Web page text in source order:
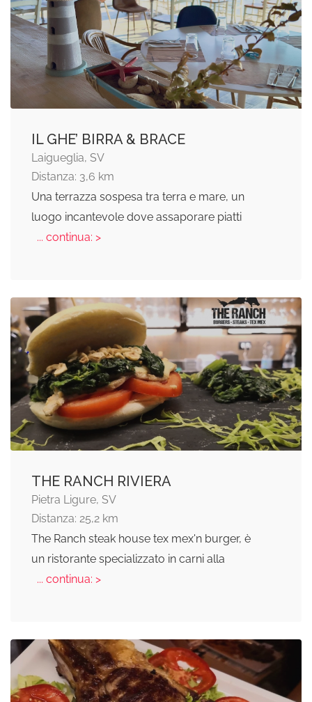
IL GHE’ BIRRA & BRACE
Laigueglia, SV
Distanza: 3,6 km
Una terrazza sospesa tra terra e mare, un
luogo incantevole dove assaporare piatti
... continua: >
THE RANCH RIVIERA
Pietra Ligure, SV
Distanza: 25,2 km
The Ranch steak house tex mex'n burger, è
un ristorante specializzato in carni alla
... continua: >